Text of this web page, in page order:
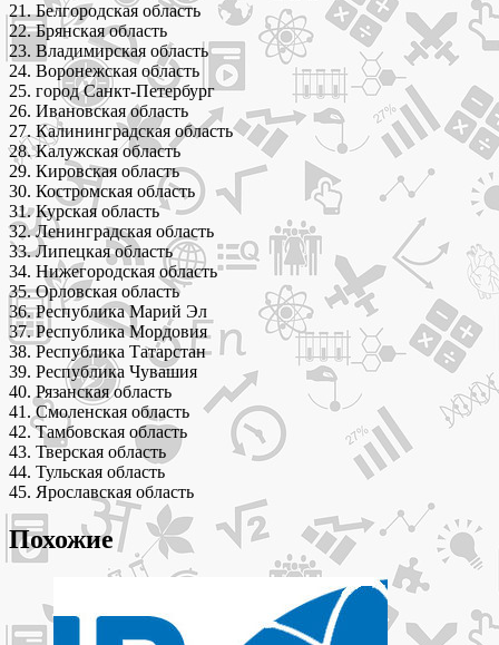
21. Белгородская область
22. Брянская область
23. Владимирская область
24. Воронежская область
25. город Санкт-Петербург
26. Ивановская область
27. Калининградская область
28. Калужская область
29. Кировская область
30. Костромская область
31. Курская область
32. Ленинградская область
33. Липецкая область
34. Нижегородская область
35. Орловская область
36. Республика Марий Эл
37. Республика Мордовия
38. Республика Татарстан
39. Республика Чувашия
40. Рязанская область
41. Смоленская область
42. Тамбовская область
43. Тверская область
44. Тульская область
45. Ярославская область
Похожие